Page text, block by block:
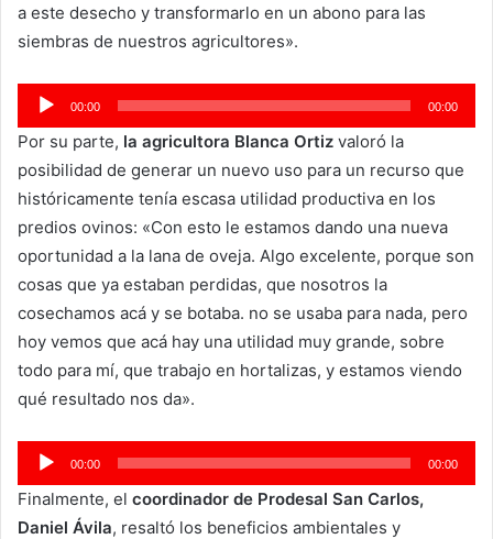
a este desecho y transformarlo en un abono para las
siembras de nuestros agricultores».
Reproductor
de
audio
00:00 00:00
Por su parte, la agricultora Blanca Ortiz valoró la
posibilidad de generar un nuevo uso para un recurso que
históricamente tenía escasa utilidad productiva en los
predios ovinos: «Con esto le estamos dando una nueva
oportunidad a la lana de oveja. Algo excelente, porque son
cosas que ya estaban perdidas, que nosotros la
cosechamos acá y se botaba. no se usaba para nada, pero
hoy vemos que acá hay una utilidad muy grande, sobre
todo para mí, que trabajo en hortalizas, y estamos viendo
qué resultado nos da».
Reproductor
de
audio
00:00 00:00
Finalmente, el coordinador de Prodesal San Carlos,
Daniel Ávila, resaltó los beneficios ambientales y